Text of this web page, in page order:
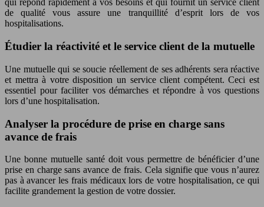
qui répond rapidement à vos besoins et qui fournit un service client
de qualité vous assure une tranquillité d’esprit lors de vos
hospitalisations.
Étudier la réactivité et le service client de la mutuelle
Une mutuelle qui se soucie réellement de ses adhérents sera réactive
et mettra à votre disposition un service client compétent. Ceci est
essentiel pour faciliter vos démarches et répondre à vos questions
lors d’une hospitalisation.
Analyser la procédure de prise en charge sans
avance de frais
Une bonne mutuelle santé doit vous permettre de bénéficier d’une
prise en charge sans avance de frais. Cela signifie que vous n’aurez
pas à avancer les frais médicaux lors de votre hospitalisation, ce qui
facilite grandement la gestion de votre dossier.